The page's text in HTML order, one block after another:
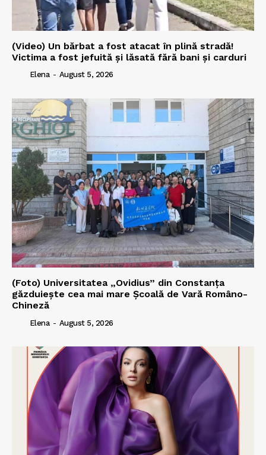
(Video) Un bărbat a fost atacat în plină stradă!
Victima a fost jefuită și lăsată fără bani și carduri
Elena - August 5, 2026
(Foto) Universitatea „Ovidius” din Constanța
găzduiește cea mai mare Școală de Vară Româno-
Chineză
Elena - August 5, 2026